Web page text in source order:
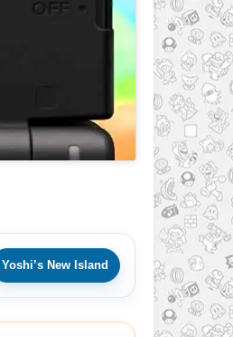
Yoshi’s New Island